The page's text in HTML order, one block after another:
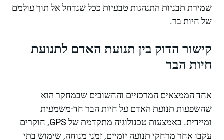
שמירת תבניות התנהגות טבעיות ככל שנדחל אל תוך עולמם
של חיות בר.
קישור הדוק בין תנועת האדם לתנועת
חיות הבר
אחד הממצאים המרכזיים והחשובים שבמחקר הוא
שהשפעות תנועת האדם על חיות הבר חד-משמעית
ומיידית. באמצעות טכנולוגיה מתקדמת של GPS, חוקרים
עקבו אחר מרחקי תנועה יומיים, זמני מנוחה, שימוש בתי